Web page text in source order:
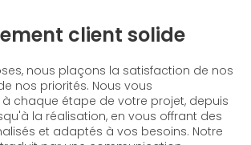
client solide
nous plaçons la satisfaction de nos
nos priorités. Nous vous
chaque étape de votre projet, depuis
la réalisation, en vous offrant des
et adaptés à vos besoins. Notre